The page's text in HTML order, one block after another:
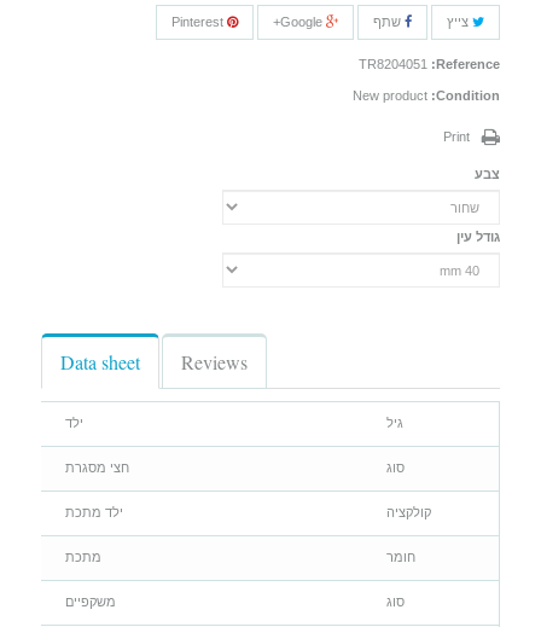
צייץ שתף
Reference:
TR8204051
Condition:
New product
Print
צבע
גודל עין
Data sheet Reviews
גיל ילד
סוג חצי מסגרת
קולקציה ילד מתכת
חומר מתכת
סוג משקפיים